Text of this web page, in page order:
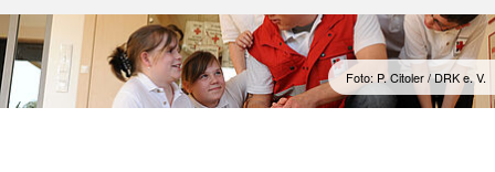
Foto: P. Citoler / DRK e. V.